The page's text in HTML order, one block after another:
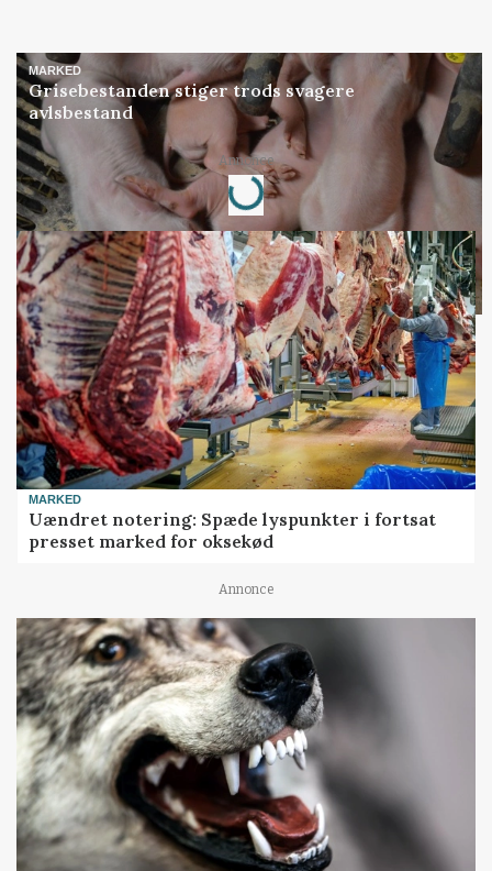
MARKED
Grisebestanden stiger trods svagere
avlsbestand
Annonce
Loading...
MARKED
Uændret notering: Spæde lyspunkter i fortsat
presset marked for oksekød
Annonce